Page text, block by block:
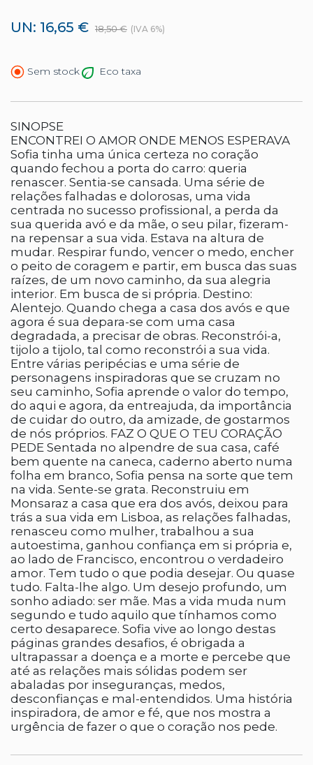
UN: 16,65 € 18,50 € (IVA 6%)
Sem stock Eco taxa
SINOPSE
ENCONTREI O AMOR ONDE MENOS ESPERAVA
Sofia tinha uma única certeza no coração
quando fechou a porta do carro: queria
renascer. Sentia-se cansada. Uma série de
relações falhadas e dolorosas, uma vida
centrada no sucesso profissional, a perda da
sua querida avó e da mãe, o seu pilar, fizeram-
na repensar a sua vida. Estava na altura de
mudar. Respirar fundo, vencer o medo, encher
o peito de coragem e partir, em busca das suas
raízes, de um novo caminho, da sua alegria
interior. Em busca de si própria. Destino:
Alentejo. Quando chega a casa dos avós e que
agora é sua depara-se com uma casa
degradada, a precisar de obras. Reconstrói-a,
tijolo a tijolo, tal como reconstrói a sua vida.
Entre várias peripécias e uma série de
personagens inspiradoras que se cruzam no
seu caminho, Sofia aprende o valor do tempo,
do aqui e agora, da entreajuda, da importância
de cuidar do outro, da amizade, de gostarmos
de nós próprios. FAZ O QUE O TEU CORAÇÃO
PEDE Sentada no alpendre de sua casa, café
bem quente na caneca, caderno aberto numa
folha em branco, Sofia pensa na sorte que tem
na vida. Sente-se grata. Reconstruiu em
Monsaraz a casa que era dos avós, deixou para
trás a sua vida em Lisboa, as relações falhadas,
renasceu como mulher, trabalhou a sua
autoestima, ganhou confiança em si própria e,
ao lado de Francisco, encontrou o verdadeiro
amor. Tem tudo o que podia desejar. Ou quase
tudo. Falta-lhe algo. Um desejo profundo, um
sonho adiado: ser mãe. Mas a vida muda num
segundo e tudo aquilo que tínhamos como
certo desaparece. Sofia vive ao longo destas
páginas grandes desafios, é obrigada a
ultrapassar a doença e a morte e percebe que
até as relações mais sólidas podem ser
abaladas por inseguranças, medos,
desconfianças e mal-entendidos. Uma história
inspiradora, de amor e fé, que nos mostra a
urgência de fazer o que o coração nos pede.